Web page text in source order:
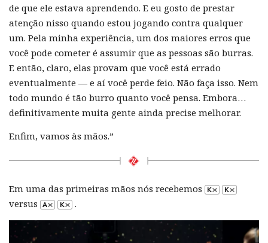
de que ele estava aprendendo. E eu gosto de prestar
atenção nisso quando estou jogando contra qualquer
um. Pela minha experiência, um dos maiores erros que
você pode cometer é assumir que as pessoas são burras.
E então, claro, elas provam que você está errado
eventualmente — e aí você perde feio. Não faça isso. Nem
todo mundo é tão burro quanto você pensa. Embora…
definitivamente muita gente ainda precise melhorar.
Enfim, vamos às mãos.”
Em uma das primeiras mãos nós recebemos
versus
.